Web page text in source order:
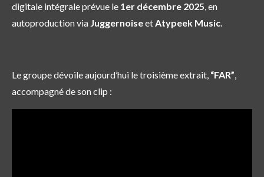
digitale intégrale prévue le 1er décembre 2025, en
autoproduction via JuggernoiseetAtypeek Music.
Le groupe dévoile aujourd’hui le troisième extrait, “FAR”,
accompagné de son clip :